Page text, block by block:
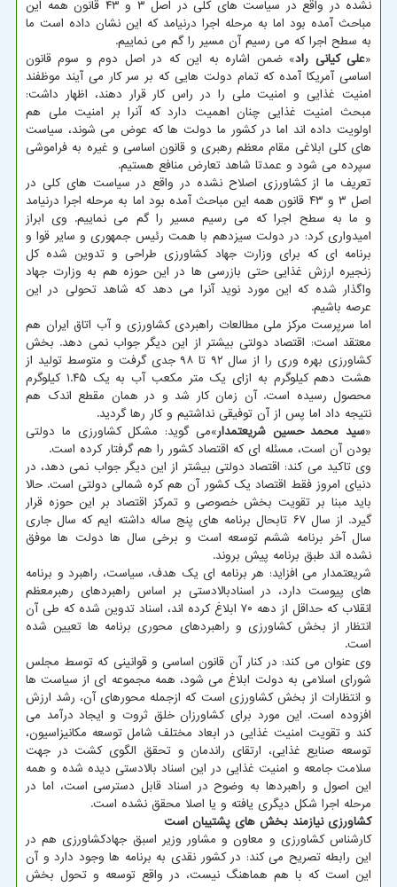
نشده در واقع در سیاست های کلی در اصل ۳ و ۴۳ قانون همه این
مباحث آمده بود اما به مرحله اجرا درنیامد که این نشان داده است ما
به سطح اجرا که می رسیم آن مسیر را گم می نماییم.
«علی کیانی راد» ضمن اشاره به این که در اصل دوم و سوم قانون
اساسی آمریکا آمده که تمام دولت هایی که بر سر کار می آیند موظفند
امنیت غذایی و امنیت ملی را در راس کار قرار دهند، اظهار داشت:
مبحث امنیت غذایی چنان اهمیت دارد که آنرا بر امنیت ملی هم
اولویت داده اند اما در کشور ما دولت ها که عوض می شوند، سیاست
های کلی ابلاغی مقام معظم رهبری و قانون اساسی و غیره به فراموشی
سپرده می شود و عمدتا شاهد تعارض منافع هستیم.
تعریف ما از کشاورزی اصلاح نشده در واقع در سیاست های کلی در
اصل ۳ و ۴۳ قانون همه این مباحث آمده بود اما به مرحله اجرا درنیامد
و ما به سطح اجرا که می رسیم مسیر را گم می نماییم. وی ابراز
امیدواری کرد: در دولت سیزدهم با همت رئیس جمهوری و سایر قوا و
برنامه ای که برای وزارت جهاد کشاورزی طراحی و تدوین شده کل
زنجیره ارزش غذایی حتی بازرسی ها در این حوزه هم به وزارت جهاد
واگذار شده که این مورد نوید آنرا می دهد که شاهد تحولی در این
عرصه باشیم.
اما سرپرست مرکز ملی مطالعات راهبردی کشاورزی و آب اتاق ایران هم
معتقد است: اقتصاد دولتی بیشتر از این دیگر جواب نمی دهد. بخش
کشاورزی بهره وری را از سال ۹۲ تا ۹۸ جدی گرفت و متوسط تولید از
هشت دهم کیلوگرم به ازای یک متر مکعب آب به یک ۱.۴۵ کیلوگرم
محصول رسیده است. آن زمان کار شد و در همان مقطع اندک هم
نتیجه داد اما پس از آن توفیقی نداشتیم و کار رها گردید.
«سید محمد حسین شریعتمدار»می گوید: مشکل کشاورزی ما دولتی
بودن آن است، مسئله ای که اقتصاد کشور را هم گرفتار کرده است.
وی تاکید می کند: اقتصاد دولتی بیشتر از این دیگر جواب نمی دهد، در
دنیای امروز فقط اقتصاد یک کشور آن هم کره شمالی دولتی است. حالا
باید مبنا بر تقویت بخش خصوصی و تمرکز اقتصاد بر این حوزه قرار
گیرد. از سال ۶۷ تابحال برنامه های پنج ساله داشته ایم که سال جاری
سال آخر برنامه ششم توسعه است و برخی سال ها دولت ها موفق
نشده اند طبق برنامه پیش بروند.
شریعتمدار می افزاید: هر برنامه ای یک هدف، سیاست، راهبرد و برنامه
های پیوست دارد، در اسنادبالادستی بر اساس راهبردهای رهبرمعظم
انقلاب که حداقل از دهه ۷۰ ابلاغ کرده اند، اسناد تدوین شده که طی آن
انتظار از بخش کشاورزی و راهبردهای محوری برنامه ها تعیین شده
است.
وی عنوان می کند: در کنار آن قانون اساسی و قوانینی که توسط مجلس
شورای اسلامی به دولت ابلاغ می شود، همه مجموعه ای از سیاست ها
و انتظارات از بخش کشاورزی است که ازجمله محورهای آن، رشد ارزش
افزوده است. این مورد برای کشاورزان خلق ثروت و ایجاد درآمد می
کند و تقویت امنیت غذایی در ابعاد مختلف شامل توسعه مکانیزاسیون،
توسعه صنایع غذایی، ارتقای راندمان و تحقق الگوی کشت در جهت
سلامت جامعه و امنیت غذایی در این اسناد بالادستی دیده شده و همه
این اصول و راهبردها به وضوح در اسناد قابل دسترسی است، اما در
مرحله اجرا شکل دیگری یافته و یا اصلا محقق نشده است.
کشاورزی نیازمند بخش های پشتیبان است
کارشناس کشاورزی و معاون و مشاور وزیر اسبق جهادکشاورزی هم در
این رابطه تصریح می کند: در کشور نقدی به برنامه ها وجود دارد و آن
این است که با هم هماهنگ نیست، در واقع توسعه و تحول بخش